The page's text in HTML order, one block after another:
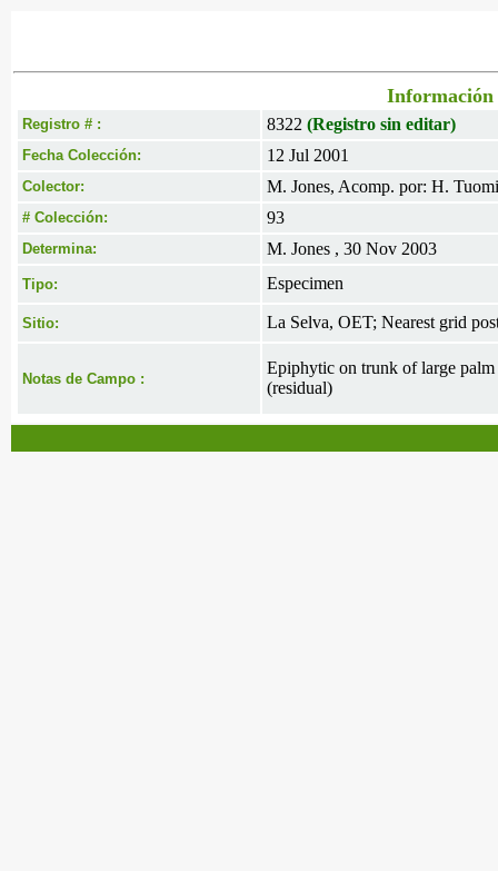
Información
Registro # : 8322 (Registro sin editar)
Fecha Colección: 12 Jul 2001
Colector: M. Jones, Acomp. por: H.
# Colección: 93
Determina: M. Jones , 30 Nov 2003
Tipo: Especimen
Sitio: La Selva, OET; Nearest grid
Notas de Campo :
Epiphytic on trunk of large
(residual)